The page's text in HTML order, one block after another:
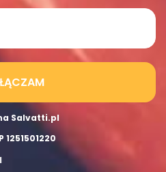
Salvatti.pl
1251501220